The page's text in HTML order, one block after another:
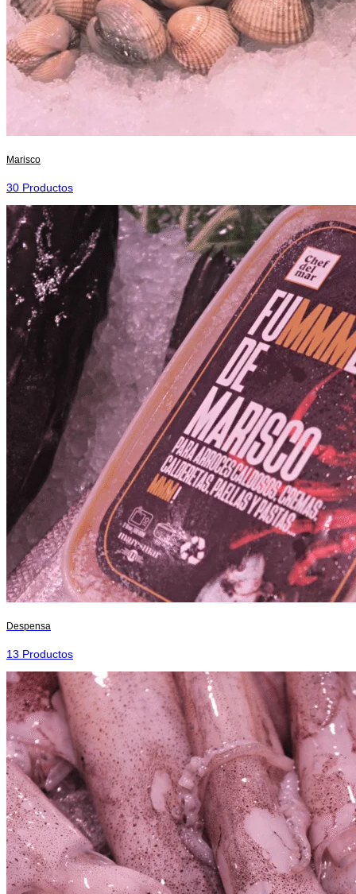
Marisco
30 Productos
Despensa
13 Productos